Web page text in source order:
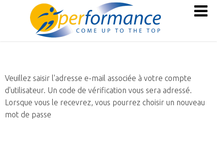
Veuillez saisir l'adresse e-mail associée à votre compte
d'utilisateur. Un code de vérification vous sera adressé.
Lorsque vous le recevrez, vous pourrez choisir un nouveau
mot de passe